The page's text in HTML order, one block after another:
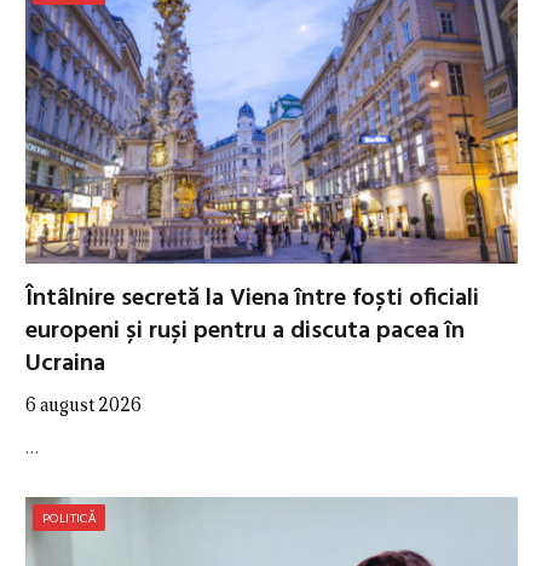
Întâlnire secretă la Viena între foști oficiali
europeni și ruși pentru a discuta pacea în
Ucraina
6 august 2026
…
POLITICĂ